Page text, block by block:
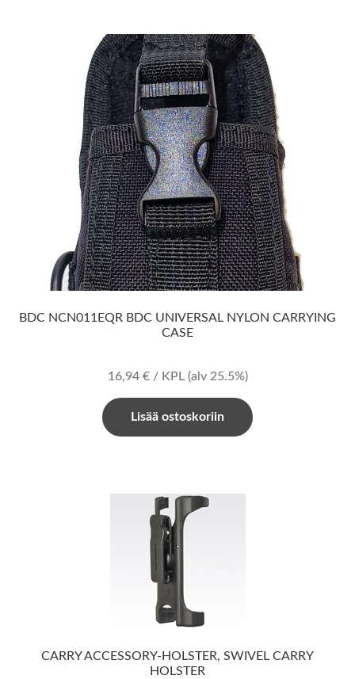
BDC NCN011EQR BDC UNIVERSAL NYLON CARRYING
CASE
16,94 €/ KPL (alv 25.5%)
Lisää ostoskoriin
CARRY ACCESSORY-HOLSTER, SWIVEL CARRY
HOLSTER